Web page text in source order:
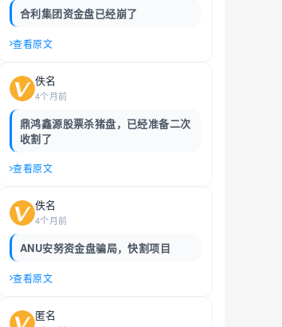
合利集团资金盘已经崩了
查看原文
佚名
4个月前
鼎鸿鑫源股票杀猪盘，已经准备二次
收割了
查看原文
佚名
4个月前
ANU安努资金盘骗局，快割项目
查看原文
匿名